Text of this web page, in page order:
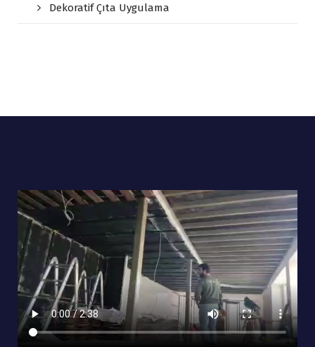
Dekoratif Çıta Uygulama